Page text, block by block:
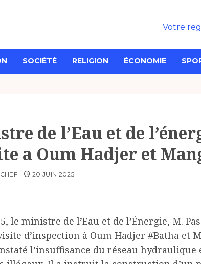
Votre
SOCIÉTÉ RELIGION ÉCONOMIE
de l’Eau et de
a Oum Hadjer et
20 JUIN 2025
le ministre de l’Eau et de l’Énergie, M.
d’inspection à Oum Hadjer #Batha et
l’insuffisance du réseau hydraulique